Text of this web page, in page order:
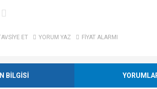
ET YORUM YAZ FİYAT ALARMI
BİLGİSİ